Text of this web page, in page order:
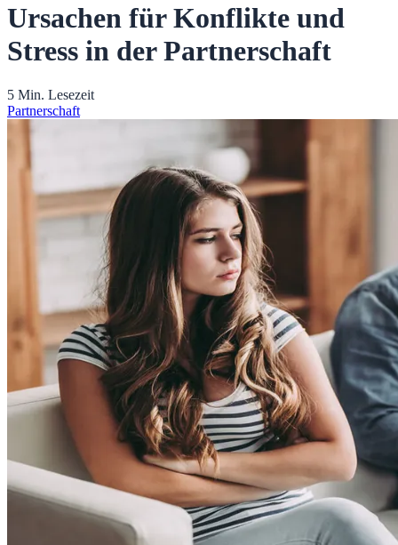
Ursachen für Konflikte und
Stress in der Partnerschaft
5 Min. Lesezeit
Partnerschaft